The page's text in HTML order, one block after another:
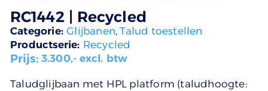
RC1442 | Recycled
Categorie:Glijbanen, Talud toestellen
Productserie: Recycled
Prijs:3.300,- excl. btw
Taludglijbaan met HPL platform (taludhoogte: